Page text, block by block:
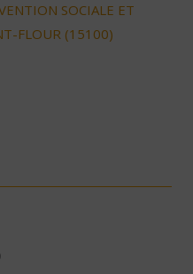
SOCIALE ET
FLOUR (15100)